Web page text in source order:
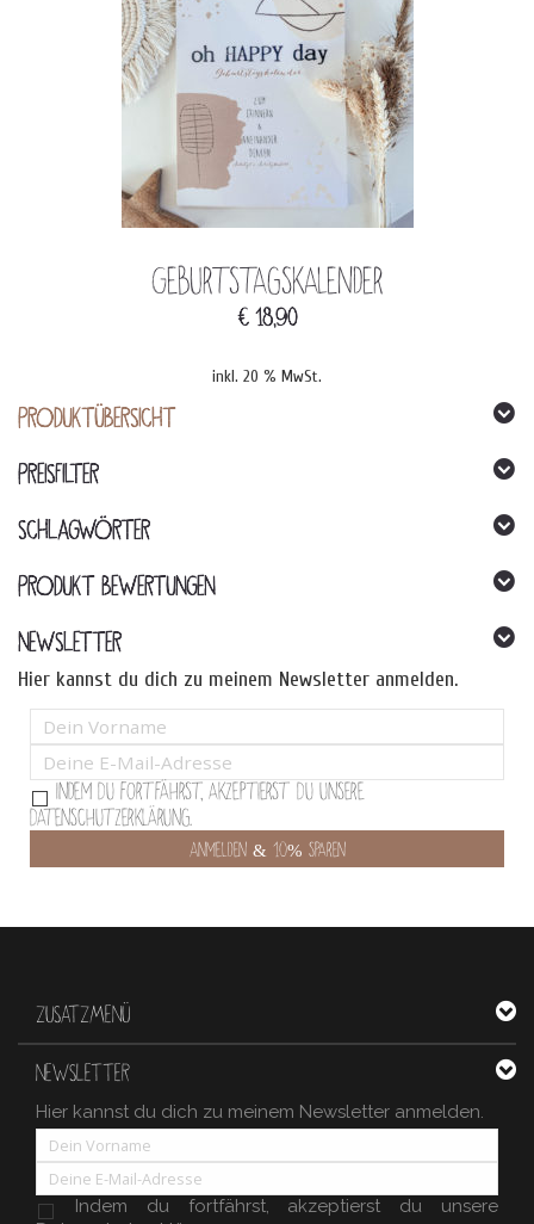
Geburtstagskalender
€ 18,90
inkl. 20 % MwSt.
PRODUKTÜBERSICHT
PREISFILTER
SCHLAGWÖRTER
PRODUKT BEWERTUNGEN
NEWSLETTER
Hier kannst du dich zu meinem Newsletter anmelden.
Indem Du fortfährst, akzeptierst Du unsere
Datenschutzerklärung.
ZUSATZMENÜ
NEWSLETTER
Hier kannst du dich zu meinem Newsletter anmelden.
Indem du fortfährst, akzeptierst du unsere